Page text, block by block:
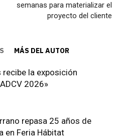
semanas para materializar el
proyecto del cliente
MÁS DEL AUTOR
recibe la exposición
2026»
repasa 25 años de
en Feria Hábitat